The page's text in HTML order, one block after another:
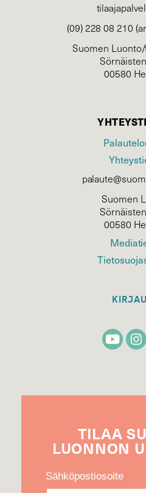
(09) 228 08 210
Suomen
00580
Suomen
00580
TILAA
LUONNON
Sähköpostiosoite